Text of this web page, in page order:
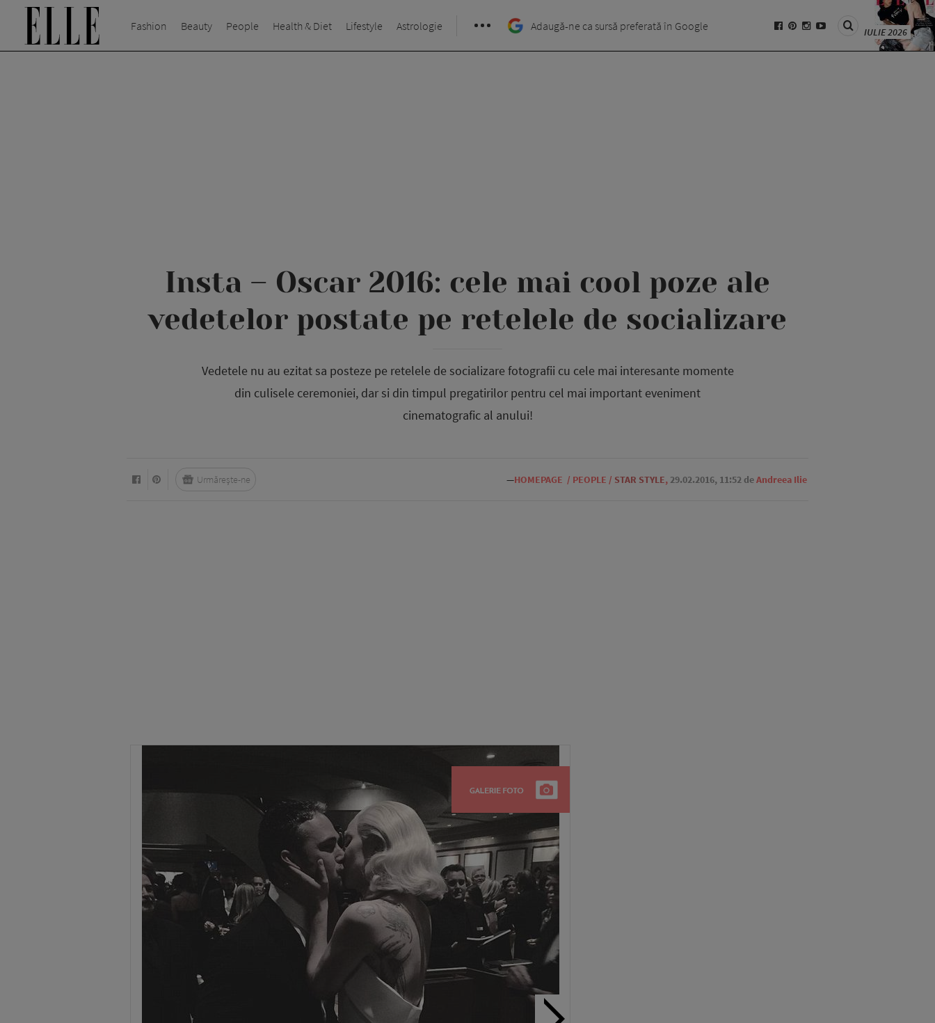
Fashion Beauty People Health & Diet Lifestyle Astrologie Adaugă-ne ca sursă preferată în Google IULIE 2026
Insta – Oscar 2016: cele mai cool poze ale
vedetelor postate pe retelele de socializare
Vedetele nu au ezitat sa posteze pe retelele de socializare fotografii cu cele mai interesante momente
din culisele ceremoniei, dar si din timpul pregatirilor pentru cel mai important eveniment
cinematografic al anului!
—HOMEPAGE / PEOPLE / STAR STYLE, 29.02.2016, 11:52 deAndreea Ilie
Urmărește-ne